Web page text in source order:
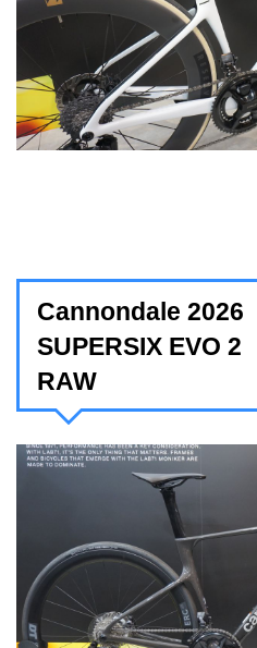
Cannondale 2026
SUPERSIX EVO 2
RAW